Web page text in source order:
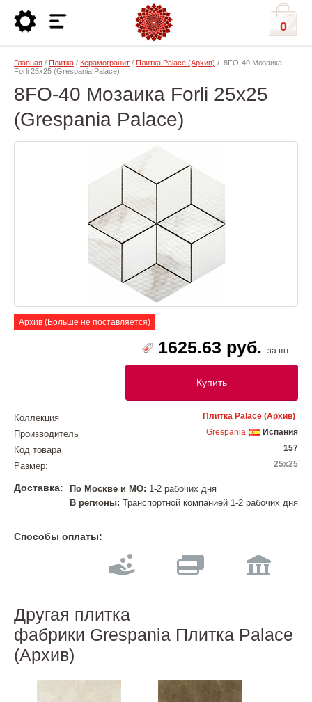
0
Главная / Плитка / Керамогранит / Плитка Palace (Архив) / 8FO-40 Мозаика
Forli 25x25 (Grespania Palace)
8FO-40 Мозаика Forli 25x25
(Grespania Palace)
Архив (Больше не поставляется)
1625.63 руб. за шт.
Купить
Коллекция Плитка Palace (Архив)
Производитель Испания
Grespania
Код товара 157
Размер: 25x25
Доставка: По Москве и МО: 1-2 рабочих дня
В регионы: Транспортной компанией 1-2 рабочих дня
Способы оплаты:
Другая плитка
фабрики Grespania Плитка Palace
(Архив)